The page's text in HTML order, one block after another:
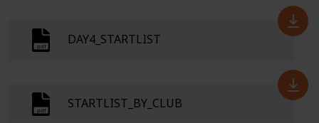
DAY4_STARTLIST
STARTLIST_BY_CLUB